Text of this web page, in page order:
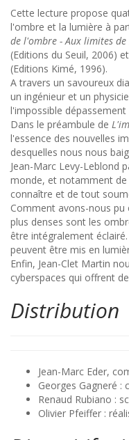
Cette lecture propose
l'ombre et la lumière à
de l'ombre - Aux limites de
(Editions du Seuil, 2006) et
(Editions Kimé, 1996).
A travers un savoureux
un ingénieur et un
l'impossible
Dans le préambule de
l'essence des nouvelles
desquelles nous nous
Jean-Marc Levy-Leblond
monde, et notamment
connaître et de tout
Comment avons-nous pu
plus denses sont les
être intégralement
peuvent être mis en
Enfin, Jean-Clet Martin
cyberspaces qui offrent
Distribution
Jean-Marc Eder,
Georges Gagneré :
Renaud Rubiano :
Olivier Pfeiffer :